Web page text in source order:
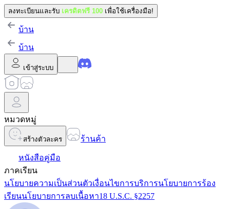
ลงทะเบียนและรับ เครดิตฟรี 100 เพื่อใช้เครื่องมือ!
บ้าน
บ้าน
เข้าสู่ระบบ
หมวดหมู่
สร้างตัวละคร ร้านค้า
หนังสือคู่มือ
ภาคเรียน
นโยบายความเป็นส่วนตัวเงื่อนไขการบริการนโยบายการร้อง
เรียนนโยบายการลบเนื้อหา18 U.S.C. §2257